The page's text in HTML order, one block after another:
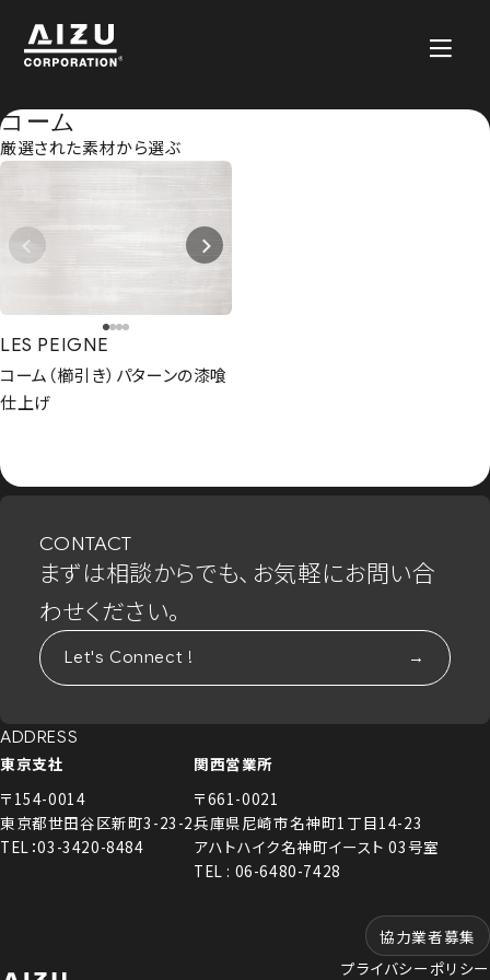
コーム
厳選された素材から選ぶ
LES PEIGNE
コーム（櫛引き）パターンの漆喰
仕上げ
CONTACT
まずは相談からでも、お気軽にお問い合
わせください。
Let's Connect !
ADDRESS
東京支社
〒154-0014
東京都世田谷区新町3-23-2
TEL：03-3420-8484
関西営業所
〒661-0021
兵庫県尼崎市名神町1丁目14-23
アハトハイク名神町イースト 03号室
TEL : 06-6480-7428
協力業者募集
プライバシーポリシー